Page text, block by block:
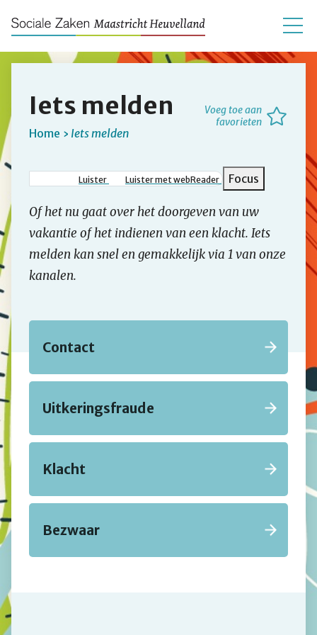
Voeg toe aan
favorieten
Iets melden
Kruimelpad
Home Iets melden
Luister Luister met webReader Focus
Of het nu gaat over het doorgeven van uw
vakantie of het indienen van een klacht. Iets
melden kan snel en gemakkelijk via 1 van onze
kanalen.
Contact
Uitkeringsfraude
Klacht
Bezwaar